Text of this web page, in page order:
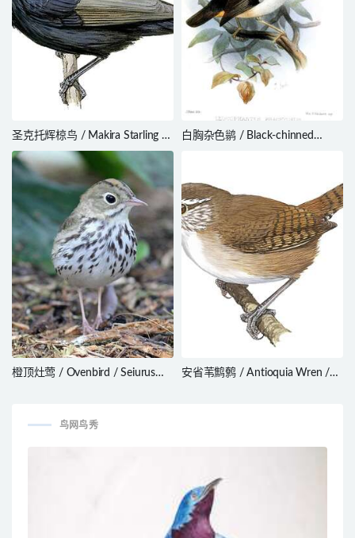
圣克托辉椋鸟 / Makira Starling /
Aplonis dichroa
白胸杂色鹟 / Black-chinned
橙顶灶莺 / Ovenbird / Seiurus
安省苇鹪鹩 / Antioquia Wren /
鸟网鸟秀